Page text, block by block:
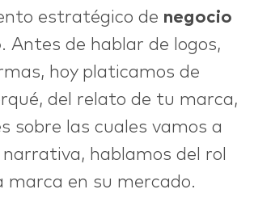
estratégico de negocio
. Antes de hablar de logos,
hoy platicamos de
del relato de tu marca,
sobre las cuales vamos a
hablamos del rol
marca en su mercado.